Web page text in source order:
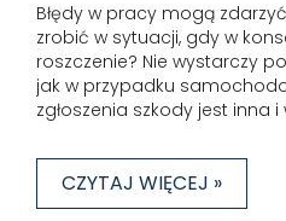
Błędy w pracy mogą
zrobić w sytuacji, gdy w
roszczenie? Nie wystarczy
jak w przypadku
zgłoszenia szkody jest inna
CZYTAJ WIĘCEJ »